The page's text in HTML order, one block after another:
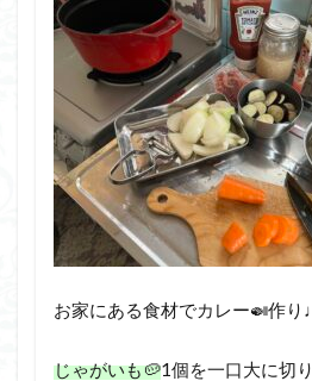
お家にある食材でカレー🍛作り♩
じゃがいも🥔1個を一口大に切り